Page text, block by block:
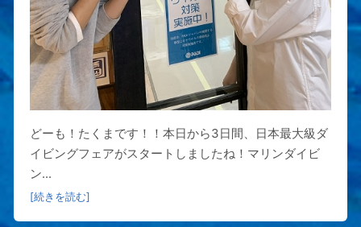
どーも！たくまです！！本日から3日間、日本最大級ダ
イビングフェアがスタートしましたね！マリンダイビ
ン...
[続きを読む]